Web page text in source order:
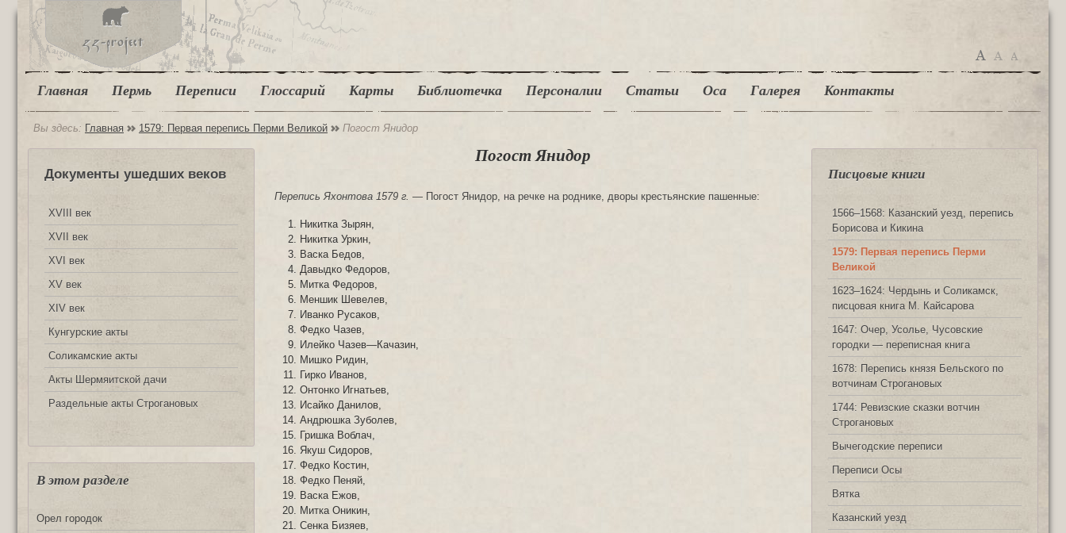
Главная Пермь Переписи Глоссарий Карты Библиотечка Персоналии Статьи Оса Галерея Контакты
Вы здесь: Главная 1579: Первая перепись Перми Великой Погост Янидор
Документы ушедших веков
XVIII век
XVII век
XVI век
XV век
XIV век
Кунгурские акты
Соликамские акты
Акты Шермяитской дачи
Раздельные акты Строгановых
В этом разделе
Орел городок
Погост Янидор
Перепись Яхонтова 1579 г. — Погост Янидор, на речке на роднике, дворы крестьянские пашенные:
Никитка Зырян,
Никитка Уркин,
Васка Бедов,
Давыдко Федоров,
Митка Федоров,
Меншик Шевелев,
Иванко Русаков,
Федко Чазев,
Илейко Чазев—Качазин,
Мишко Ридин,
Гирко Иванов,
Онтонко Игнатьев,
Исайкo Данилов,
Андрюшка Зуболев,
Гришка Воблач,
Якуш Сидоров,
Федко Костин,
Федко Пеняй,
Bacкa Ежов,
Митка Оникин,
Сенка Бизяев,
Писцовые книги
1566‒1568: Казанский уезд, перепись
Борисова и Кикина
1579: Первая перепись Перми
Великой
1623‒1624: Чердынь и Соликамск,
писцовая книга М. Кайсарова
1647: Очер, Усолье, Чусовские
городки — переписная книга
1678: Перепись князя Бельского по
вотчинам Строгановых
1744: Ревизские сказки вотчин
Строгановых
Вычегодские переписи
Переписи Осы
Вятка
Казанский уезд